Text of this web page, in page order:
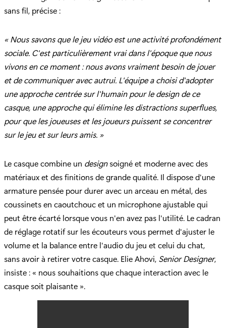
sans fil, précise :
« Nous savons que le jeu vidéo est une activité profondément
sociale. C'est particulièrement vrai dans l'époque que nous
vivons en ce moment : nous avons vraiment besoin de jouer
et de communiquer avec autrui. L'équipe a choisi d'adopter
une approche centrée sur l'humain pour le design de ce
casque, une approche qui élimine les distractions superflues,
pour que les joueuses et les joueurs puissent se concentrer
sur le jeu et sur leurs amis. »
Le casque combine un designsoigné et moderne avec des
matériaux et des finitions de grande qualité. Il dispose d'une
armature pensée pour durer avec un arceau en métal, des
coussinets en caoutchouc et un microphone ajustable qui
peut être écarté lorsque vous n'en avez pas l'utilité. Le cadran
de réglage rotatif sur les écouteurs vous permet d'ajuster le
volume et la balance entre l'audio du jeu et celui du chat,
sans avoir à retirer votre casque. Elie Ahovi, Senior Designer,
insiste : « nous souhaitions que chaque interaction avec le
casque soit plaisante ».